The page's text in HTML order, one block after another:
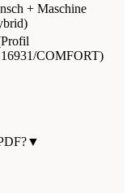
+ Maschine
COMFORT)
▼